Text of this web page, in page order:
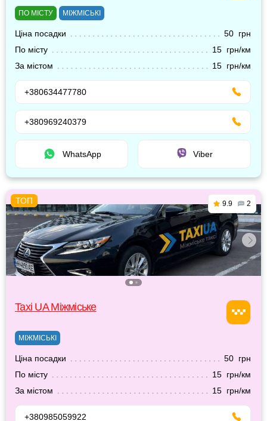
ПО МІСТУ МІЖМІСЬКІ
Ціна посадки
50 грн
По місту
15 грн/км
За містом
15 грн/км
+380634477780
+380969240379
WhatsApp Viber
9.9 2
Taxi UA Міжміське
МІЖМІСЬКІ
Ціна посадки
50 грн
По місту
15 грн/км
За містом
15 грн/км
+380985059922